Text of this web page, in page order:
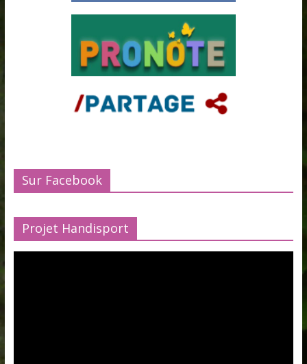
Sur Facebook
Projet Handisport